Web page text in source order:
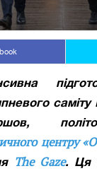
центру
The Gaze. Ця